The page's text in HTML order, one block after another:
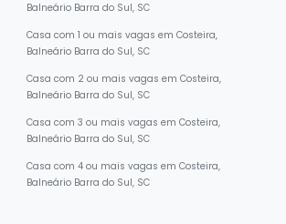
Balneário Barra do Sul, SC
Casa com 1 ou mais vagas em Costeira,
Balneário Barra do Sul, SC
Casa com 2 ou mais vagas em Costeira,
Balneário Barra do Sul, SC
Casa com 3 ou mais vagas em Costeira,
Balneário Barra do Sul, SC
Casa com 4 ou mais vagas em Costeira,
Balneário Barra do Sul, SC